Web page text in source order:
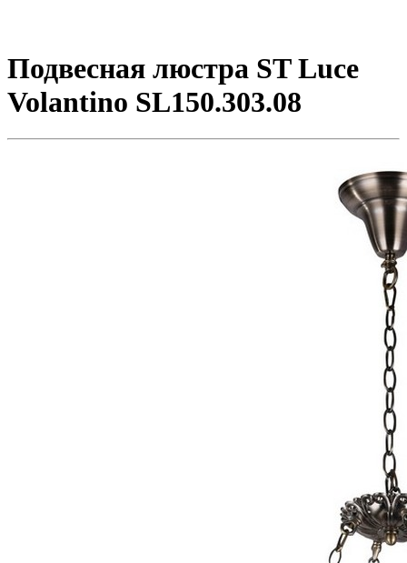
Подвесная люстра ST Luce
Volantino SL150.303.08